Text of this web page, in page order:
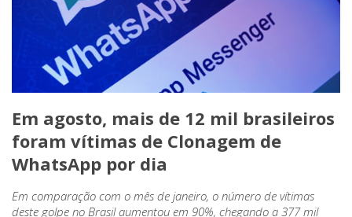
Em agosto, mais de 12 mil brasileiros
foram vítimas de Clonagem de
WhatsApp por dia
Em comparação com o mês de janeiro, o número de vítimas
deste golpe no Brasil aumentou em 90%, chegando a 377 mil